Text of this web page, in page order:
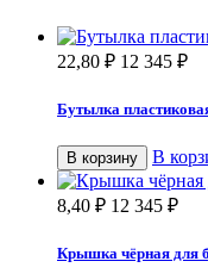
22,80 ₽ 12 345 ₽
Бутылка
В корзину В
8,40 ₽ 12 345 ₽
Крышка чёрная для